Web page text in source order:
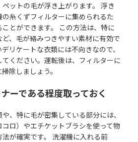
ットの毛が浮き上がります。 浮き
糸くずフィルターに集められるた
とができます。 この方法は、特に
、毛が絡みつきやすい素材に有効で
リケートな衣類には不向きなので、
ください。運転後は、フィルターに
除しましょう。
ーである程度取っておく
、特に毛が密集している部分には、
ロ）やエチケットブラシを使って物
が確実です。 洗濯機に入れる前